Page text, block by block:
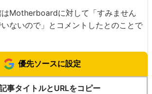
Motherboardに対して「すみません
ないので」とコメントしたとのことで
優先ソースに設定
事タイトルとURLをコピー